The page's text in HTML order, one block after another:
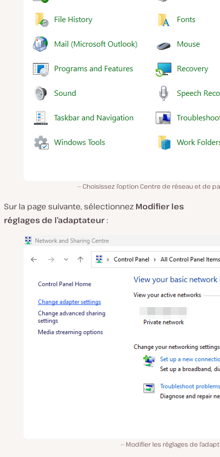
Choisissez l’option Centre de réseau et de
Sur la page suivante, sélectionnez Modifier les
réglages de l’adaptateur:
Modifier les réglages de